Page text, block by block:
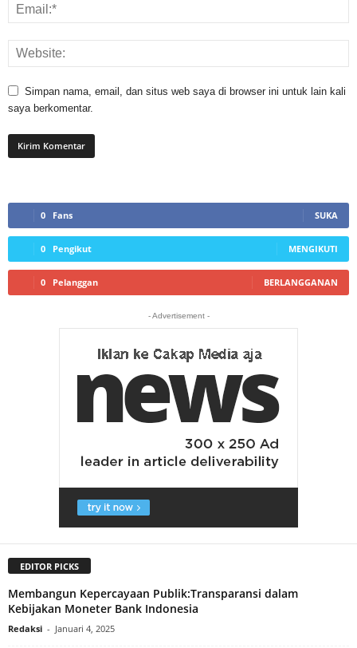
Simpan nama, email, dan situs web saya di browser ini untuk lain kali
saya berkomentar.
0 Fans SUKA
0 Pengikut MENGIKUTI
0 Pelanggan BERLANGGANAN
- Advertisement -
EDITOR PICKS
Membangun Kepercayaan Publik:Transparansi dalam
Kebijakan Moneter Bank Indonesia
Redaksi - Januari 4, 2025